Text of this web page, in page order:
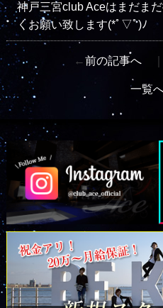
神戸三宮club Aceはまだま
くお願い致します(*ﾟ▽ﾟ)ﾉ
←前の記事へ
一覧